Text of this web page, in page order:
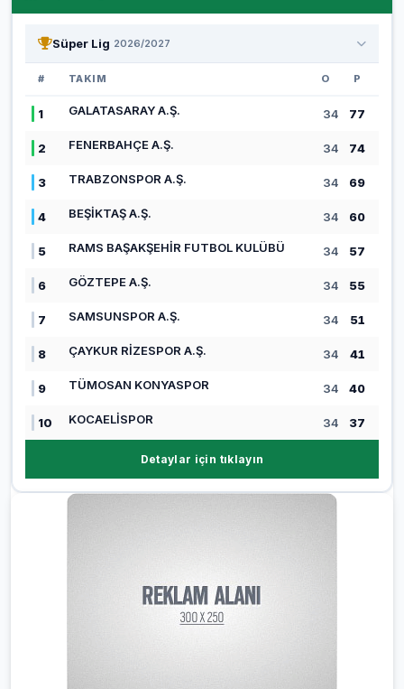
Süper Lig 2026/2027
# TAKIM O P
1 GALATASARAY A.Ş. 34 77
2 FENERBAHÇE A.Ş. 34 74
3 TRABZONSPOR A.Ş. 34 69
4 BEŞİKTAŞ A.Ş. 34 60
5 RAMS BAŞAKŞEHİR FUTBOL KULÜBÜ 34 57
6 GÖZTEPE A.Ş. 34 55
7 SAMSUNSPOR A.Ş. 34 51
8 ÇAYKUR RİZESPOR A.Ş. 34 41
9 TÜMOSAN KONYASPOR 34 40
10 KOCAELİSPOR 34 37
Detaylar için tıklayın